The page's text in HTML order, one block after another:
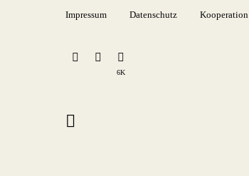
Impressum Datenschutz Kooperation
6K